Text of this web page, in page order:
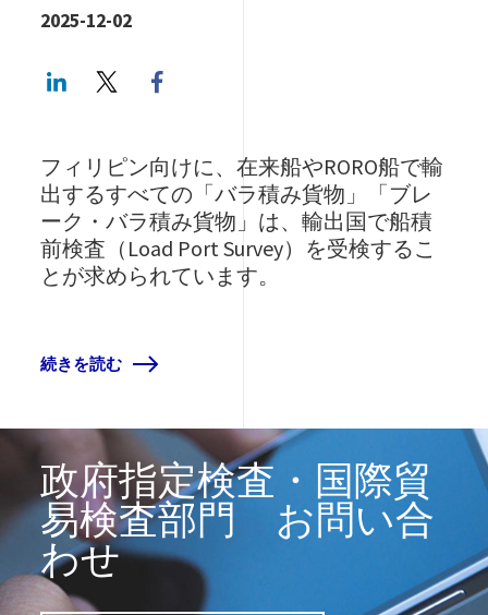
2025-12-02
LinkedInTwitter
フィリピン向けに、在来船やRORO船で輸
出するすべての「バラ積み貨物」「ブレ
ーク・バラ積み貨物」は、輸出国で船積
前検査（Load Port Survey）を受検するこ
とが求められています。
続きを読む
政府指定検査・国際貿
易検査部門 お問い合
わせ